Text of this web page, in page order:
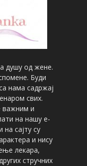
душу од жене.
Буди
нама садржај
свих.
важним и
на нашу е-
на сајту су
и нису
лекара,
стручних